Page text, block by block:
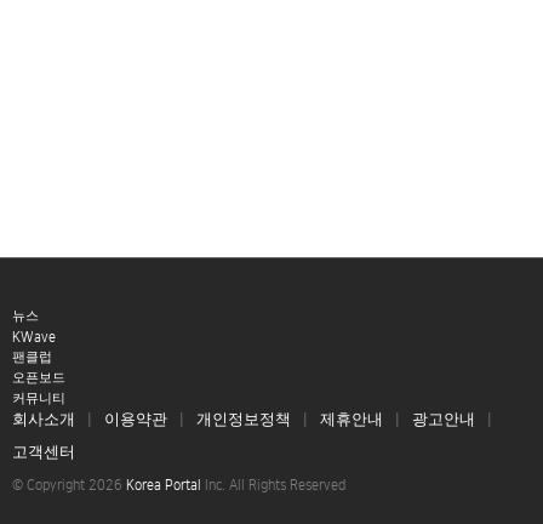
뉴스
KWave
팬클럽
오픈보드
커뮤니티
회사소개 이용약관 개인정보정책 제휴안내
광고안내
고객센터
© Copyright 2026 Korea Portal Inc. All Rights Reserved